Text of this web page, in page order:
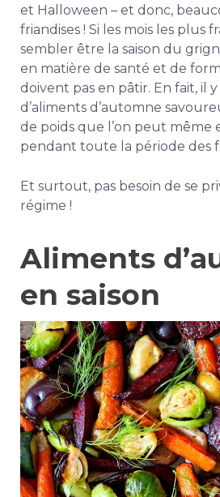
et Halloween – et donc,
friandises ! Si les mois les plus
sembler être la saison du
en matière de santé et de
doivent pas en pâtir. En fait, il
d’aliments d’automne
de poids que l’on peut même
pendant toute la période des
Et surtout, pas besoin de se
régime !
Aliments
en saison